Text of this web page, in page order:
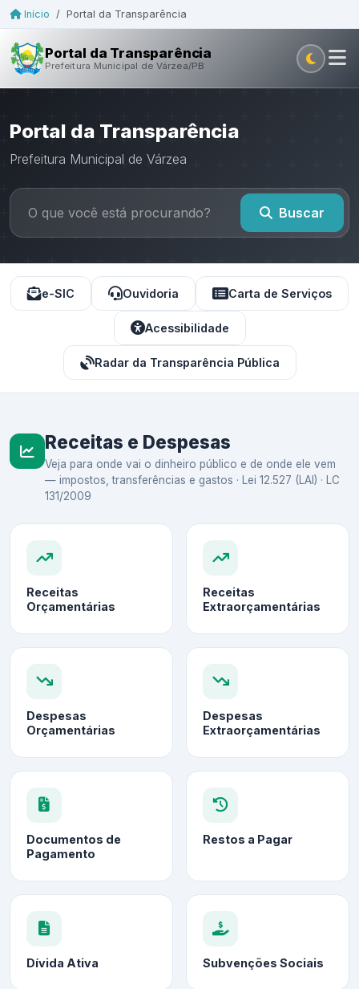
Início / Portal da Transparência
Portal da Transparência
Prefeitura Municipal de Várzea/PB
Portal da Transparência
Prefeitura Municipal de Várzea
Buscar
e-SIC Ouvidoria Carta de Serviços
Acessibilidade
Radar da Transparência Pública
Receitas e Despesas
Veja para onde vai o dinheiro público e de onde ele vem
— impostos, transferências e gastos · Lei 12.527 (LAI) · LC
131/2009
Receitas
Orçamentárias
Receitas
Extraorçamentárias
Despesas
Orçamentárias
Despesas
Extraorçamentárias
Documentos de
Pagamento
Restos a Pagar
Dívida Ativa Subvenções Sociais